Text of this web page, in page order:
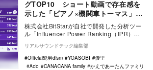
グTOP10 ショート動画で存在感を
示した「ピアノ×機関車トーマス」っ
て？
株式会社BitStarが自社で開発した分析ツー
ル「Influencer Power Ranking（IPR）」
のデータに基づき、…
リアルサウンドテック編集部
Official髭男dism
YOASOBI
優里
Ado
CANACANA family
かえであーたんファミリ